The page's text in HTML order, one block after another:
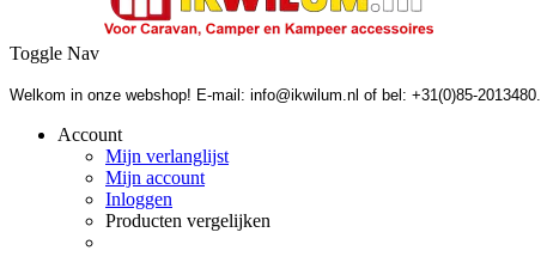
Toggle Nav
Welkom in onze webshop! E-mail: info@ikwilum.nl of bel: +31(0)85-2013480.
Account
Mijn verlanglijst
Mijn account
Inloggen
Producten vergelijken